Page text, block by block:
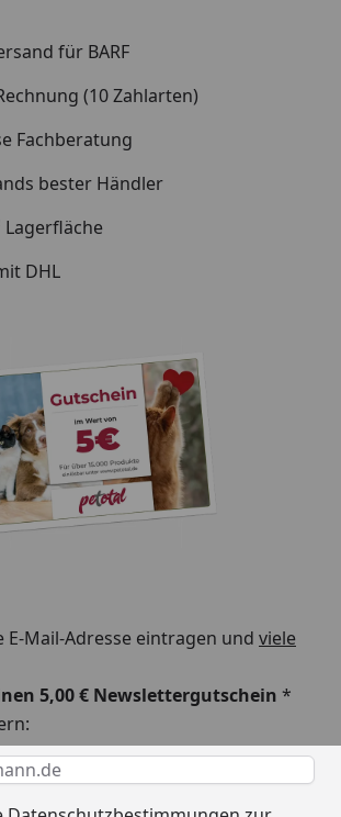
für BARF
(10 Zahlarten)
Fachberatung
bester Händler
Lagerfläche
DHL
E-Mail-Adresse eintragen und viele
5,00 € Newslettergutschein *